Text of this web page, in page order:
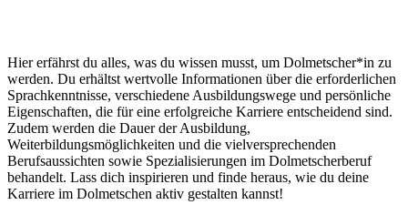
Hier erfährst du alles, was du wissen musst, um Dolmetscher*in zu
werden. Du erhältst wertvolle Informationen über die erforderlichen
Sprachkenntnisse, verschiedene Ausbildungswege und persönliche
Eigenschaften, die für eine erfolgreiche Karriere entscheidend sind.
Zudem werden die Dauer der Ausbildung,
Weiterbildungsmöglichkeiten und die vielversprechenden
Berufsaussichten sowie Spezialisierungen im Dolmetscherberuf
behandelt. Lass dich inspirieren und finde heraus, wie du deine
Karriere im Dolmetschen aktiv gestalten kannst!